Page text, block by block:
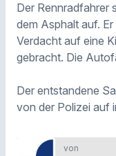
Der Rennradfahrer
dem Asphalt auf.
Verdacht auf eine
gebracht. Die
Der entstandene
von der Polizei auf
von